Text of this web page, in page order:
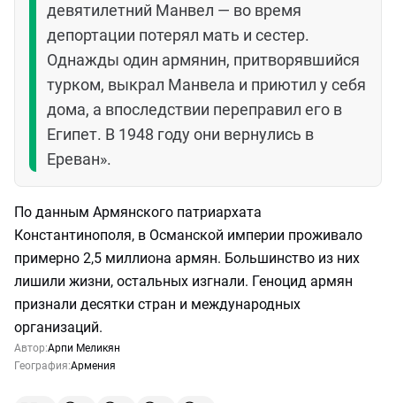
девятилетний Манвел — во время
депортации потерял мать и сестер.
Однажды один армянин, притворявшийся
турком, выкрал Манвела и приютил у себя
дома, а впоследствии переправил его в
Египет. В 1948 году они вернулись в
Ереван».
По данным Армянского патриархата
Константинополя, в Османской империи проживало
примерно 2,5 миллиона армян. Большинство из них
лишили жизни, остальных изгнали. Геноцид армян
признали десятки стран и международных
организаций.
Автор:Арпи Меликян
География:Армения